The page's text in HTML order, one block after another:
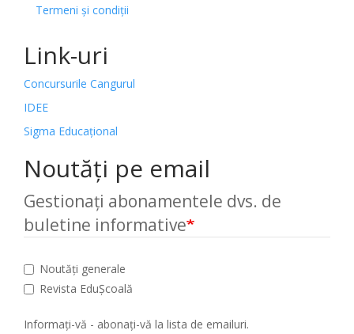
Termeni și condiții
Link-uri
Concursurile Cangurul
IDEE
Sigma Educațional
Noutăți pe email
Gestionați abonamentele dvs. de
buletine informative
Noutăți generale
Revista EduȘcoală
Informați-vă - abonați-vă la lista de emailuri.